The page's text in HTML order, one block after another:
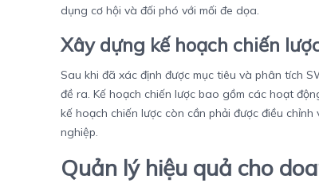
dụng cơ hội và đối phó với mối đe dọa.
Xây dựng kế hoạch chiến
Sau khi đã xác định được mục tiêu và phân tích
đề ra. Kế hoạch chiến lược bao gồm các hoạt
kế hoạch chiến lược còn cần phải được điều
nghiệp.
Quản lý hiệu quả cho